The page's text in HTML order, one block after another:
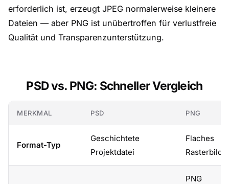
erforderlich ist, erzeugt JPEG normalerweise kleinere
Dateien — aber PNG ist unübertroffen für verlustfreie
Qualität und Transparenzunterstützung.
PSD vs. PNG: Schneller Vergleich
MERKMAL PSD PNG
Format-Typ
Geschichtete
Projektdatei
Flaches
Rasterbild
PNG